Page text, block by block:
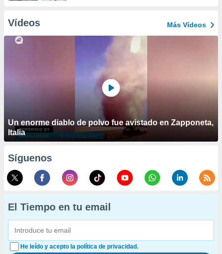
Vídeos Más Vídeos
Un enorme diablo de polvo fue avistado en Zapponeta,
Italia
Síguenos
El Tiempo en tu email
He leído y acepto la política de privacidad.